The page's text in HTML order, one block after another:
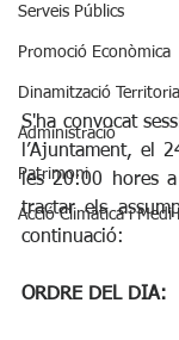
Serveis Públics
Promoció Econòmica
Dinamització Territorial
Administració
Patrimoni
Acció Climàtica i Medi
S'ha convocat
l’Ajuntament, el
les 20:00 hores
tractar els
continuació:
ORDRE DEL DIA: